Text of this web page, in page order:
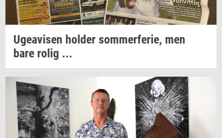
Ugea­vi­sen hol­der som­mer­fe­rie, men
bare rolig ...